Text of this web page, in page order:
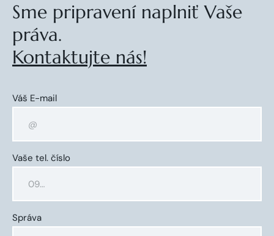
Sme pripravení naplniť Vaše
práva.
Kontaktujte nás!
Váš E-mail
Vaše tel. číslo
Správa